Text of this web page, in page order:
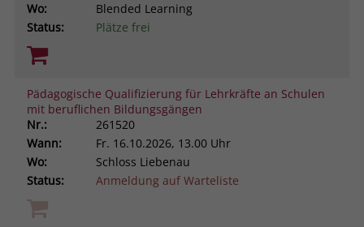
Wo:
Blended Learning
Status:
Plätze frei
Pädagogische Qualifizierung für Lehrkräfte an Schulen
mit beruflichen Bildungsgängen
Nr.:
261520
Wann:
Fr. 16.10.2026, 13.00 Uhr
Wo:
Schloss Liebenau
Status:
Anmeldung auf Warteliste